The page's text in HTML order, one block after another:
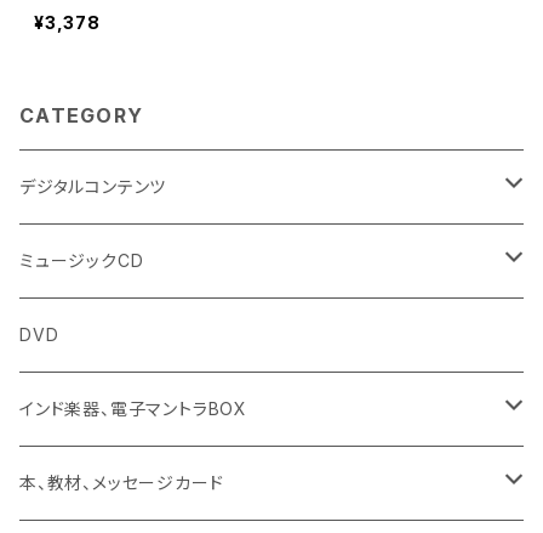
hankhpushpi Capsules |
60 Veg Caps | For Mem
¥3,378
CATEGORY
デジタルコンテンツ
チャンティング（マントラ）
ヨーガスートラ（オーディオ版）
ミュージック
動画
ミュージックCD
イミー・ウーイ
般若心経
マントラ（ヴェーダ）
DVD
インド楽器、電子マントラBOX
タンブーラ（オンデマンド/海外直送）
本、教材、メッセージカード